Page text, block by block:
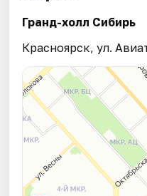
Гранд-холл Сибирь
Красноярск, ул.